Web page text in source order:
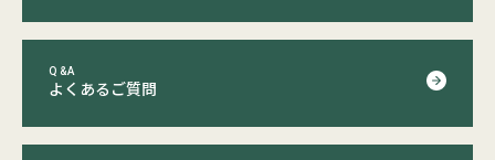
Q&A
よくあるご質問